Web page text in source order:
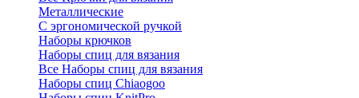
Металлические
С эргономической ручкой
Наборы крючков
Наборы спиц для вязания
Все Наборы спиц для вязания
Наборы спиц Chiaogoo